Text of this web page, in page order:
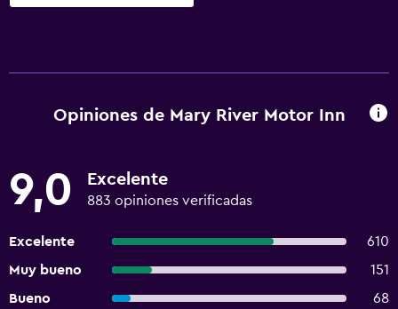
Opiniones de Mary River Motor Inn
9,0 Excelente
883 opiniones verificadas
Excelente
610
Muy bueno
151
Bueno
68